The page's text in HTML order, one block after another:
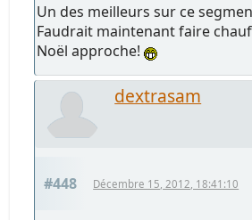
Un des meilleurs sur ce
Faudrait maintenant faire
Noël approche!
dextrasam
#448 Décembre 15, 2012, 18:41:10